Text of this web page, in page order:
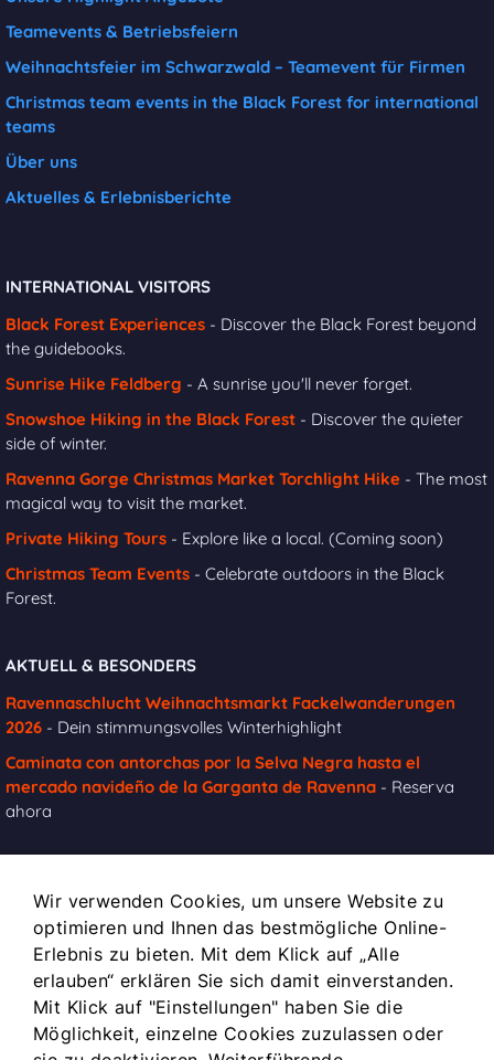
Teamevents & Betriebsfeiern
Weihnachtsfeier im Schwarzwald – Teamevent für Firmen
Christmas team events in the Black Forest for international
teams
Über uns
Aktuelles & Erlebnisberichte
INTERNATIONAL VISITORS
Black Forest Experiences - Discover the Black Forest beyond
the guidebooks.
Sunrise Hike Feldberg - A sunrise you'll never forget.
Snowshoe Hiking in the Black Forest - Discover the quieter
side of winter.
Ravenna Gorge Christmas Market Torchlight Hike - The most
magical way to visit the market.
Private Hiking Tours - Explore like a local. (Coming soon)
Christmas Team Events - Celebrate outdoors in the Black
Forest.
AKTUELL & BESONDERS
Ravennaschlucht Weihnachtsmarkt Fackelwanderungen
2026 - Dein stimmungsvolles Winterhighlight
Caminata con antorchas por la Selva Negra hasta el
mercado navideño de la Garganta de Ravenna - Reserva
ahora
INFOS
Impressum
Kontakt
Datenschutz
Allgemeine Geschäftsbedingungen
Wir verwenden Cookies, um unsere Website zu
optimieren und Ihnen das bestmögliche Online-
Erlebnis zu bieten. Mit dem Klick auf „Alle
erlauben“ erklären Sie sich damit einverstanden.
Mit Klick auf "Einstellungen" haben Sie die
Möglichkeit, einzelne Cookies zuzulassen oder